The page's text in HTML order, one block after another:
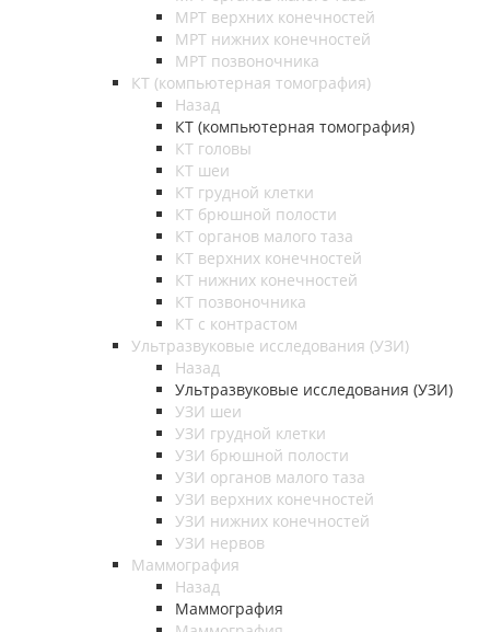
МРТ верхних конечностей
МРТ нижних конечностей
МРТ позвоночника
КТ (компьютерная томография)
Назад
КТ (компьютерная томография)
КТ головы
КТ шеи
КТ грудной клетки
КТ брюшной полости
КТ органов малого таза
КТ верхних конечностей
КТ нижних конечностей
КТ позвоночника
КТ с контрастом
Ультразвуковые исследования (УЗИ)
Назад
Ультразвуковые исследования (УЗИ)
УЗИ шеи
УЗИ грудной клетки
УЗИ брюшной полости
УЗИ органов малого таза
УЗИ верхних конечностей
УЗИ нижних конечностей
УЗИ нервов
Маммография
Назад
Маммография